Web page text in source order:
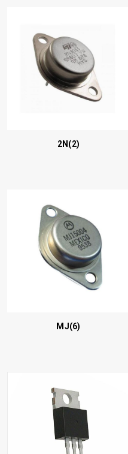
2N (2)
MJ(6)